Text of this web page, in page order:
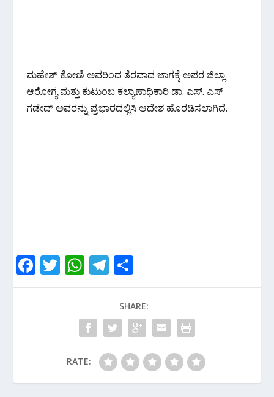
ಮಹೇಶ್ ಕೋಣಿ ಅವರಿಂದ ತೆರವಾದ ಜಾಗಕ್ಕೆ ಅಪರ ಜಿಲ್ಲಾ
ಆರೋಗ್ಯ ಮತ್ತು ಕುಟುಂಬ ಕಲ್ಯಾಣಾಧಿಕಾರಿ ಡಾ. ಎಸ್. ಎಸ್
ಗಡೇದ್ ಅವರನ್ನು ಪ್ರಭಾರದಲ್ಲಿಸಿ ಆದೇಶ ಹೊರಡಿಸಲಾಗಿದೆ.
F
ac
k
T
w
er
W
h
s
A
p
p
T
el
e
gr
a
m
h
ar
e
SHARE:
RATE: